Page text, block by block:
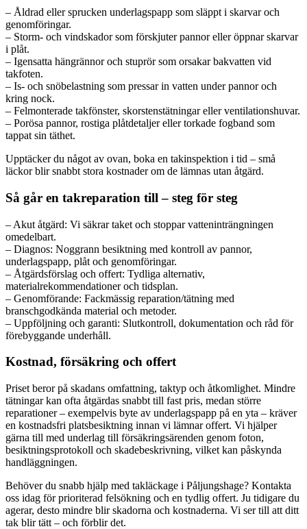
– Åldrad eller sprucken underlagspapp som släppt i skarvar och
genomföringar.
– Storm- och vindskador som förskjuter pannor eller öppnar skarvar
i plåt.
– Igensatta hängrännor och stuprör som orsakar bakvatten vid
takfoten.
– Is- och snöbelastning som pressar in vatten under pannor och
kring nock.
– Felmonterade takfönster, skorstenstätningar eller ventilationshuvar.
– Porösa pannor, rostiga plåtdetaljer eller torkade fogband som
tappat sin täthet.
Upptäcker du något av ovan, boka en takinspektion i tid – små
läckor blir snabbt stora kostnader om de lämnas utan åtgärd.
Så går en takreparation till – steg för steg
– Akut åtgärd: Vi säkrar taket och stoppar vatteninträngningen
omedelbart.
– Diagnos: Noggrann besiktning med kontroll av pannor,
underlagspapp, plåt och genomföringar.
– Åtgärdsförslag och offert: Tydliga alternativ,
materialrekommendationer och tidsplan.
– Genomförande: Fackmässig reparation/tätning med
branschgodkända material och metoder.
– Uppföljning och garanti: Slutkontroll, dokumentation och råd för
förebyggande underhåll.
Kostnad, försäkring och offert
Priset beror på skadans omfattning, taktyp och åtkomlighet. Mindre
tätningar kan ofta åtgärdas snabbt till fast pris, medan större
reparationer – exempelvis byte av underlagspapp på en yta – kräver
en kostnadsfri platsbesiktning innan vi lämnar offert. Vi hjälper
gärna till med underlag till försäkringsärenden genom foton,
besiktningsprotokoll och skadebeskrivning, vilket kan påskynda
handläggningen.
Behöver du snabb hjälp med takläckage i Påljungshage? Kontakta
oss idag för prioriterad felsökning och en tydlig offert. Ju tidigare du
agerar, desto mindre blir skadorna och kostnaderna. Vi ser till att ditt
tak blir tätt – och förblir det.